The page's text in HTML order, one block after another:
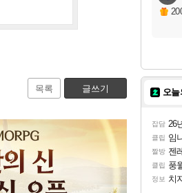
목록 글쓰기 오
잡담 26
클립 임
짤방 젠
클립 풍월
정보 치